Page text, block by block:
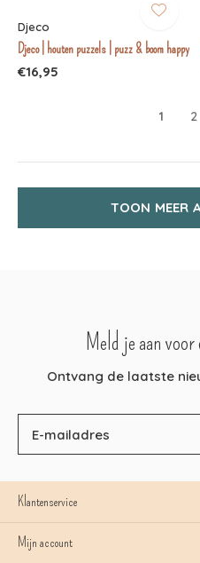
Djeco
Djeco | houten puzzels | puzz & boom happy
€16,95
1 2
TOON MEER
Meld je aan
Ontvang de laatste
Klantenservice
Mijn account